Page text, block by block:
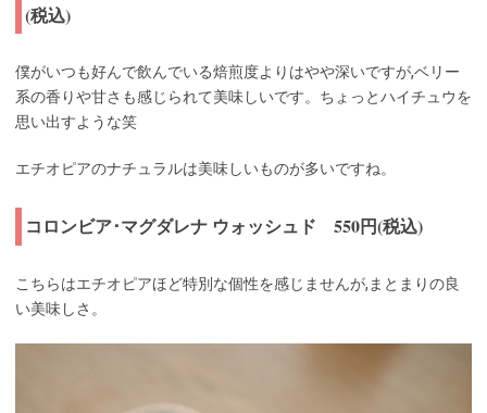
(税込)
僕がいつも好んで飲んでいる焙煎度よりはやや深いですが,ベリー
系の香りや甘さも感じられて美味しいです。ちょっとハイチュウを
思い出すような笑
エチオピアのナチュラルは美味しいものが多いですね。
コロンビア･マグダレナ ウォッシュド 550円(税込)
こちらはエチオピアほど特別な個性を感じませんが,まとまりの良
い美味しさ。